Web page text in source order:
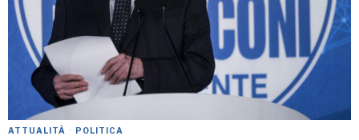
ATTUALITÀ · POLITICA